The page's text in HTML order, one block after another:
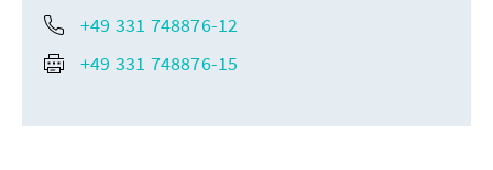
+49 331 748876-12
+49 331 748876-15